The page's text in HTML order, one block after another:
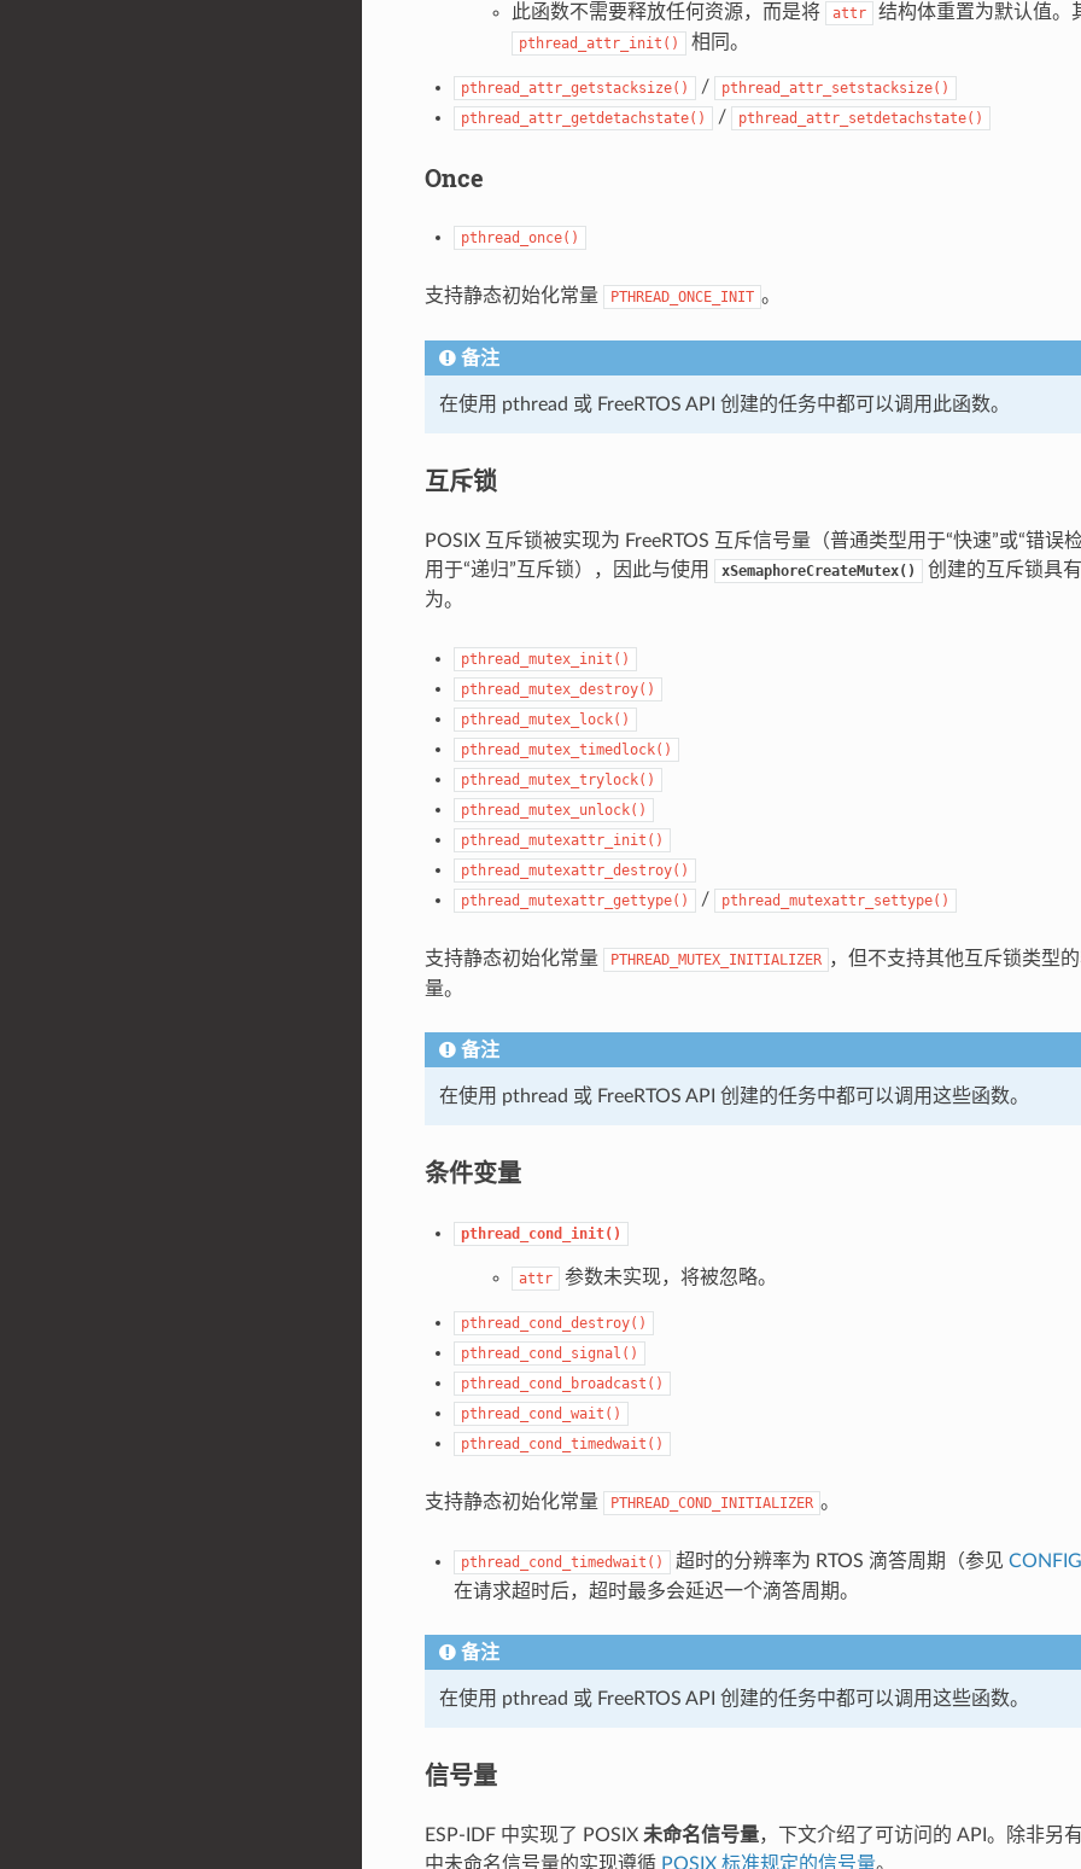
此函数不需要释放任何资源，而是将 attr 结构体重置为默认值。
pthread_attr_init() 相同。
pthread_attr_getstacksize() /
pthread_attr_setstacksize()
pthread_attr_getdetachstate()
/ pthread_attr_setdetachstate()
Once
pthread_once()
支持静态初始化常量 PTHREAD_ONCE_INIT 。
备注
在使用 pthread 或 FreeRTOS API 创建的任务中都可以调用此函数。
互斥锁
POSIX 互斥锁被实现为 FreeRTOS 互斥信号量（普通类型用于“快速”或“错误
用于“递归”互斥锁），因此与使用
xSemaphoreCreateMutex()
创建的互斥锁具
为。
pthread_mutex_init()
pthread_mutex_destroy()
pthread_mutex_lock()
pthread_mutex_timedlock()
pthread_mutex_trylock()
pthread_mutex_unlock()
pthread_mutexattr_init()
pthread_mutexattr_destroy()
pthread_mutexattr_gettype()
/ pthread_mutexattr_settype()
支持静态初始化常量 PTHREAD_MUTEX_INITIALIZER ，但不支持其他互斥锁类型
量。
备注
在使用 pthread 或 FreeRTOS API 创建的任务中都可以调用这些函数。
条件变量
pthread_cond_init()
attr 参数未实现，将被忽略。
pthread_cond_destroy()
pthread_cond_signal()
pthread_cond_broadcast()
pthread_cond_wait()
pthread_cond_timedwait()
支持静态初始化常量 PTHREAD_COND_INITIALIZER 。
pthread_cond_timedwait() 超时的分辨率为 RTOS 滴答周期（参见
在请求超时后，超时最多会延迟一个滴答周期。
备注
在使用 pthread 或 FreeRTOS API 创建的任务中都可以调用这些函数。
信号量
ESP-IDF 中实现了 POSIX 未命名信号量，下文介绍了可访问的 API。除非另
中未命名信号量的实现遵循 POSIX 标准规定的信号量。